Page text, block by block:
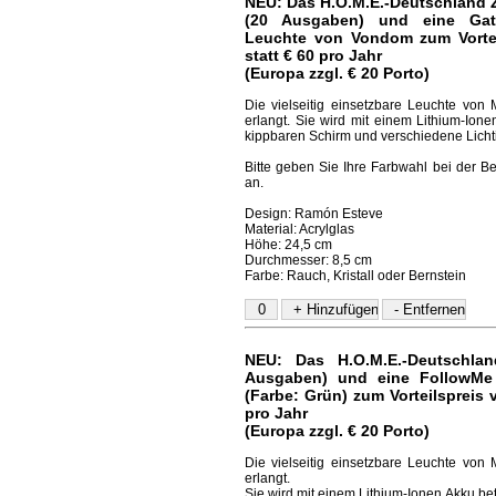
(20 Ausgaben) und eine
Leuchte von Vondom zum
statt € 60 pro Jahr
(Europa zzgl. € 20 Porto)
Die vielseitig einsetzbare Leuchte von
erlangt. Sie wird mit einem Lithium-
kippbaren Schirm und verschiedene
Bitte geben Sie Ihre Farbwahl bei der
an.
Design: Ramón Esteve
Material: Acrylglas
Höhe: 24,5 cm
Durchmesser: 8,5 cm
Farbe: Rauch, Kristall oder Bernstein
NEU: Das H.O.M.E.-
Ausgaben) und eine
(Farbe: Grün) zum Vorteilspreis
pro Jahr
(Europa zzgl. € 20 Porto)
Die vielseitig einsetzbare Leuchte von
erlangt.